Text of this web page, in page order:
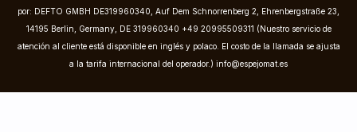
por: DEFTO GMBH DE319960340, Auf Dem Schnorrenberg 2, Ehrenbergstraße 23,
14195 Berlin, Germany, DE 319960340 +49 20995509311 (Nuestro servicio de
atención al cliente está disponible en inglés y polaco. El costo de la llamada se ajusta
a la tarifa internacional del operador.) info@espejomat.es